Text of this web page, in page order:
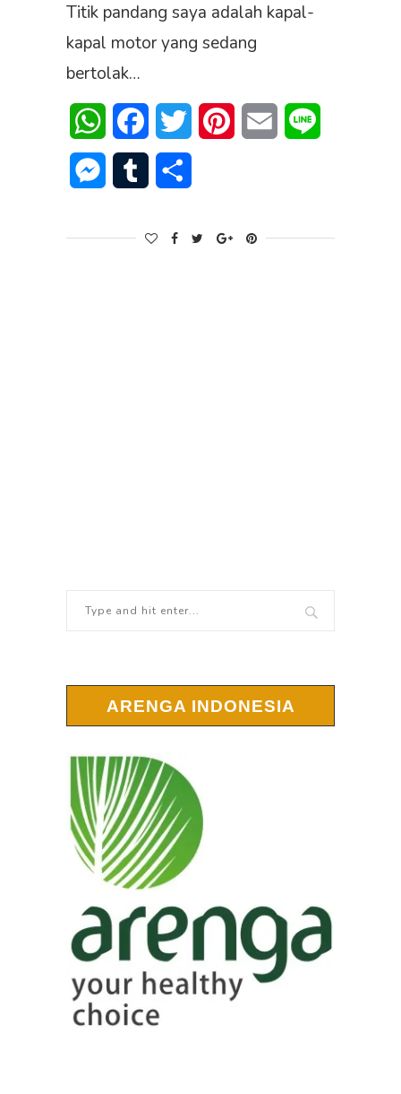
Titik pandang saya adalah kapal-
kapal motor yang sedang
bertolak…
WhatsAppFacebookTwitter PinterestEmail
Messenger
Tumblr
ARENGA INDONESIA